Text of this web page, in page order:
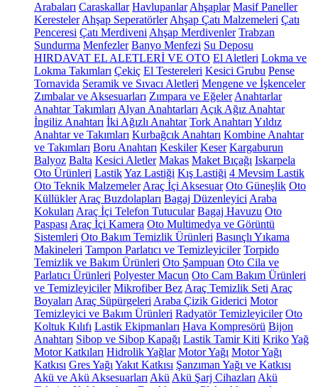
Arabaları Caraskallar Havlupanlar Ahşaplar Masif Paneller
Keresteler Ahşap Seperatörler Ahşap Çatı Malzemeleri Çatı
Penceresi Çatı Merdiveni Ahşap Merdivenler Trabzan
Sundurma Menfezler Banyo Menfezi Su Deposu
HIRDAVAT EL ALETLERİ VE OTO El Aletleri Lokma ve
Lokma Takımları Çekiç El Testereleri Kesici Grubu Pense
Tornavida Seramik ve Sıvacı Aletleri Mengene ve İşkenceler
Zımbalar ve Aksesuarları Zımpara ve Eğeler Anahtarlar
Anahtar Takımları Alyan Anahtarları Açık Ağız Anahtar
İngiliz Anahtarı İki Ağızlı Anahtar Tork Anahtarı Yıldız
Anahtar ve Takımları Kurbağcık Anahtarı Kombine Anahtar
ve Takımları Boru Anahtarı Keskiler Keser Kargaburun
Balyoz Balta Kesici Aletler Makas Maket Bıçağı Iskarpela
Oto Ürünleri LastikYaz Lastiği Kış Lastiği 4 Mevsim Lastik
Oto Teknik Malzemeler Araç İçi Aksesuar Oto Güneşlik Oto
Küllükler Araç Buzdolapları Bagaj Düzenleyici Araba
Kokuları Araç İçi Telefon Tutucular Bagaj Havuzu Oto
Paspası Araç İçi Kamera Oto Multimedya ve Görüntü
Sistemleri Oto Bakım Temizlik Ürünleri Basınçlı Yıkama
Makineleri Tampon Parlatıcı ve Temizleyiciler Torpido
Temizlik ve Bakım Ürünleri Oto Şampuan Oto Cila ve
Parlatıcı Ürünleri Polyester Macun Oto Cam Bakım Ürünleri
ve Temizleyiciler Mikrofiber Bez Araç Temizlik Seti Araç
Boyaları Araç Süpürgeleri Araba Çizik Giderici Motor
Temizleyici ve Bakım Ürünleri Radyatör Temizleyiciler Oto
Koltuk Kılıfı Lastik Ekipmanları Hava Kompresörü Bijon
Anahtarı Sibop ve Sibop Kapağı Lastik Tamir Kiti KrikoYağ
Motor Katkıları Hidrolik Yağlar Motor Yağı Motor Yağı
Katkısı Gres Yağı Yakıt Katkısı Şanzıman Yağı ve Katkısı
Akü ve Akü Aksesuarları Akü Akü Şarj Cihazları Akü